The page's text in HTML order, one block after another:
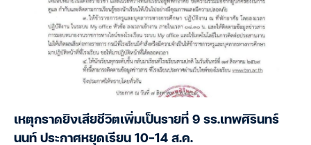
เหตุกราดยิงเสียชีวิตเพิ่มเป็นรายที่ 9 รร.เทพศิรินทร์
นนท์ ประกาศหยุดเรียน 10-14 ส.ค.